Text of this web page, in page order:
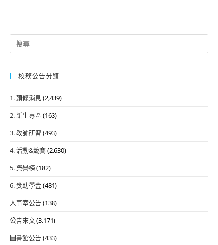
Search
for:
校務公告分類
1. 頭條消息 (2,439)
2. 新生專區 (163)
3. 教師研習 (493)
4. 活動&競賽(2,630)
5. 榮譽榜(182)
6. 獎助學金(481)
人事室公告(138)
公告來文(3,171)
圖書館公告(433)